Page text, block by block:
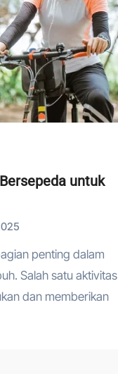
untuk
Salah satu aktivitas
dan memberikan